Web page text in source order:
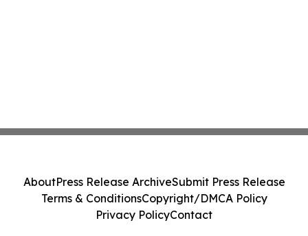
AboutPress Release ArchiveSubmit Press Release
Terms & ConditionsCopyright/DMCA Policy
Privacy PolicyContact